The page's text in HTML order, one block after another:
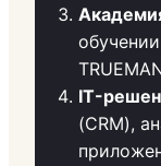
IT-
(CRM),